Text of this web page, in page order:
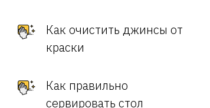
Как очистить джинсы от
краски
Как правильно
сервировать стол